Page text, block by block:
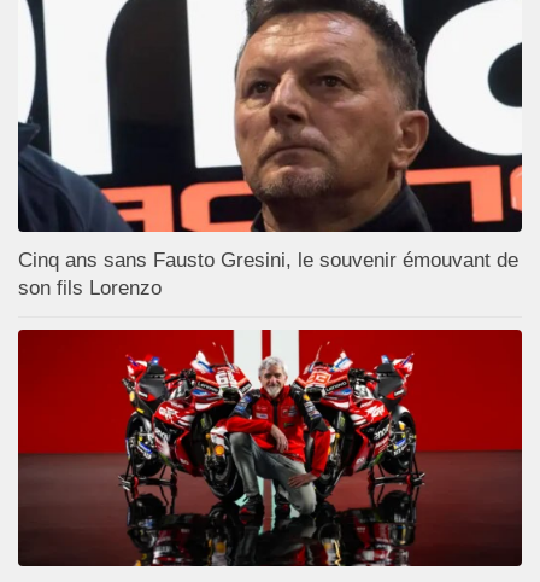
Cinq ans sans Fausto Gresini, le souvenir émouvant de
son fils Lorenzo